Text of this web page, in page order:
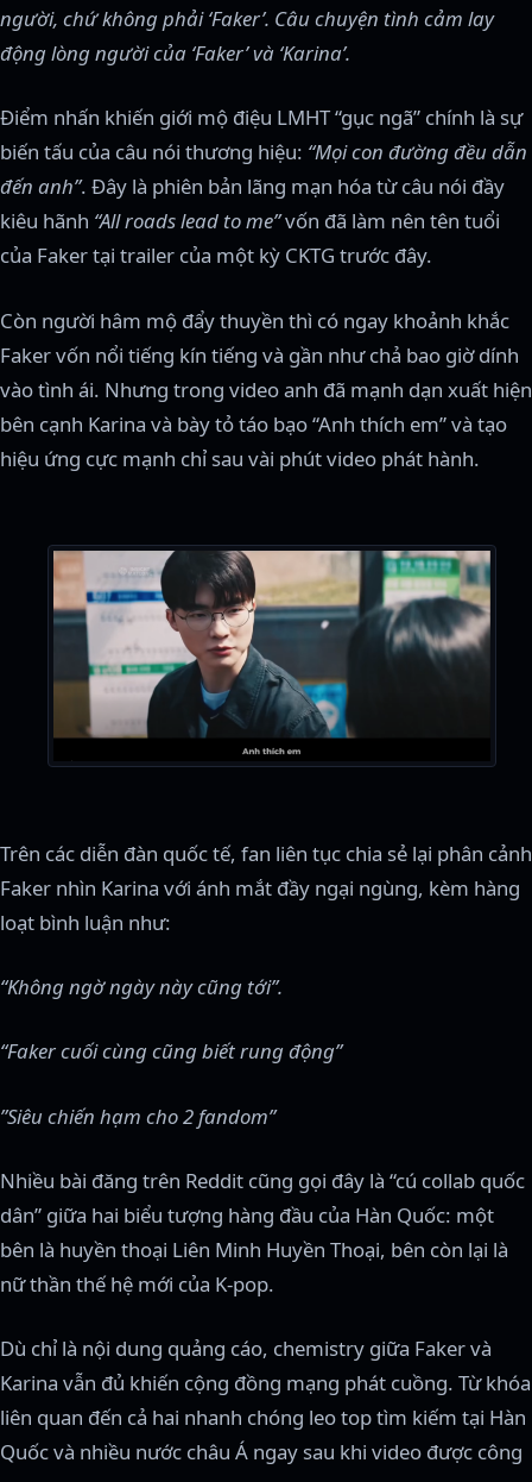
người, chứ không phải ‘Faker’. Câu chuyện tình cảm lay
động lòng người của ‘Faker’ và ‘Karina’.
Điểm nhấn khiến giới mộ điệu LMHT “gục ngã” chính là sự
biến tấu của câu nói thương hiệu: “Mọi con đường đều dẫn
đến anh”. Đây là phiên bản lãng mạn hóa từ câu nói đầy
kiêu hãnh “All roads lead to me”vốn đã làm nên tên tuổi
của Faker tại trailer của một kỳ CKTG trước đây.
Còn người hâm mộ đẩy thuyền thì có ngay khoảnh khắc
Faker vốn nổi tiếng kín tiếng và gần như chả bao giờ dính
vào tình ái. Nhưng trong video anh đã mạnh dạn xuất hiện
bên cạnh Karina và bày tỏ táo bạo “Anh thích em” và tạo
hiệu ứng cực mạnh chỉ sau vài phút video phát hành.
Trên các diễn đàn quốc tế, fan liên tục chia sẻ lại phân cảnh
Faker nhìn Karina với ánh mắt đầy ngại ngùng, kèm hàng
loạt bình luận như:
“Không ngờ ngày này cũng tới”.
“Faker cuối cùng cũng biết rung động”
”Siêu chiến hạm cho 2 fandom”
Nhiều bài đăng trên Reddit cũng gọi đây là “cú collab quốc
dân” giữa hai biểu tượng hàng đầu của Hàn Quốc: một
bên là huyền thoại Liên Minh Huyền Thoại, bên còn lại là
nữ thần thế hệ mới của K-pop.
Dù chỉ là nội dung quảng cáo, chemistry giữa Faker và
Karina vẫn đủ khiến cộng đồng mạng phát cuồng. Từ khóa
liên quan đến cả hai nhanh chóng leo top tìm kiếm tại Hàn
Quốc và nhiều nước châu Á ngay sau khi video được công